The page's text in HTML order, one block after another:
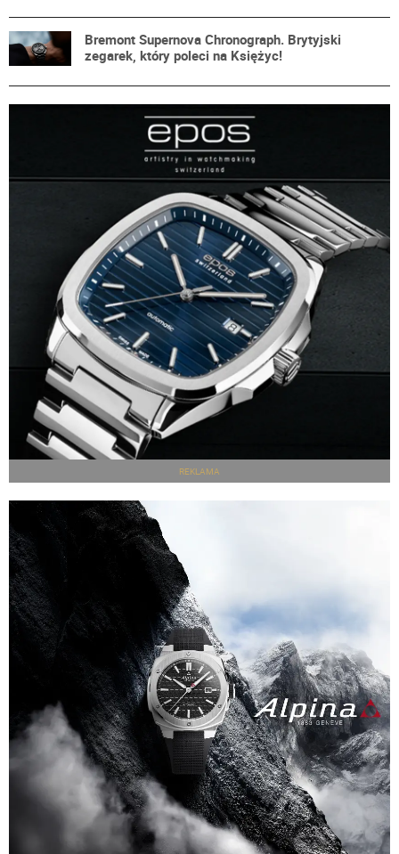
Bremont Supernova Chronograph. Brytyjski
zegarek, który poleci na Księżyc!
REKLAMA